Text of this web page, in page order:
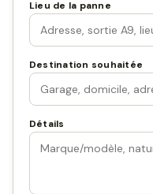
Lieu de la panne
Destination souhaitée
Détails